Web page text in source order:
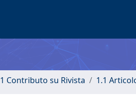
1 Contributo su Rivista 1.1